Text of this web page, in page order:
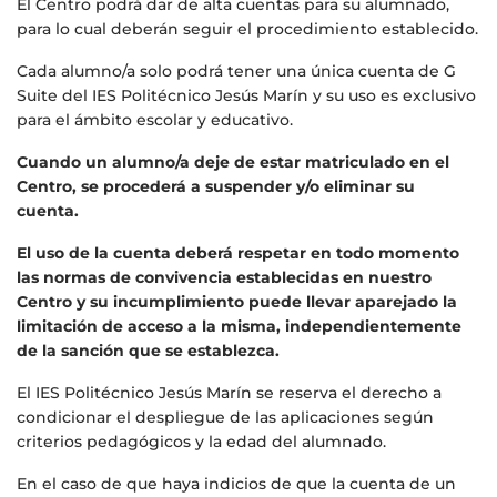
El Centro podrá dar de alta cuentas para su alumnado,
para lo cual deberán seguir el procedimiento establecido.
Cada alumno/a solo podrá tener una única cuenta de G
Suite del IES Politécnico Jesús Marín y su uso es exclusivo
para el ámbito escolar y educativo.
Cuando un alumno/a deje de estar matriculado en el
Centro, se procederá a suspender y/o eliminar su
cuenta.
El uso de la cuenta deberá respetar en todo momento
las normas de convivencia establecidas en nuestro
Centro y su incumplimiento puede llevar aparejado la
limitación de acceso a la misma, independientemente
de la sanción que se establezca.
El IES Politécnico Jesús Marín se reserva el derecho a
condicionar el despliegue de las aplicaciones según
criterios pedagógicos y la edad del alumnado.
En el caso de que haya indicios de que la cuenta de un